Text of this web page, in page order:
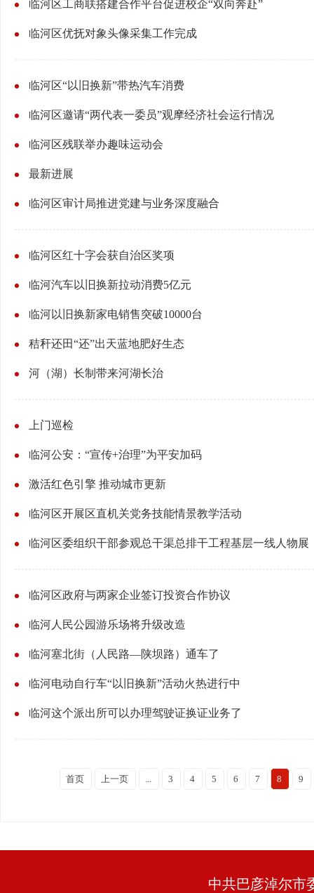
临河区工商联搭建合作平台促进校企“双向奔赴”
临河区优抚对象头像采集工作完成
临河区“以旧换新”带热汽车消费
临河区邀请“两代表一委员”观摩经济社会运行情况
临河区残联举办趣味运动会
最新进展
临河区审计局推进党建与业务深度融合
临河区红十字会获自治区奖项
临河汽车以旧换新拉动消费5亿元
临河以旧换新家电销售突破10000台
秸秆还田“还”出天蓝地肥好生态
河（湖）长制带来河湖长治
上门巡检
临河公安：“宣传+治理”为平安加码
激活红色引擎 推动城市更新
临河区开展区直机关党务技能情景教学活动
临河区委组织干部参观总干渠总排干工程基层一线人物展
临河区政府与两家企业签订投资合作协议
临河人民公园游乐场将升级改造
临河塞北街（人民路—陕坝路）通车了
临河电动自行车“以旧换新”活动火热进行中
临河这个派出所可以办理驾驶证换证业务了
首页 上一页 ... 3 4 5 6 7 8 9
中共巴彦淖尔市